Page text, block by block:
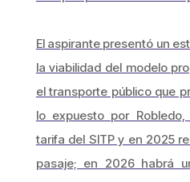
El aspirante presentó un
la viabilidad del modelo
el transporte público que
lo expuesto por
tarifa del SITP y en 2025
pasaje; en 2026 habrá